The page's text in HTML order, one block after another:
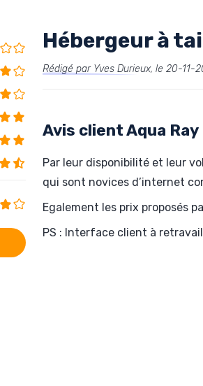
Hébergeur à
Rédigé par Yves Durieux, le 20-11-
Avis client Aqua Ray
Par leur disponibilité et leur
qui sont novices d’internet
Egalement les prix proposés
PS : Interface client à